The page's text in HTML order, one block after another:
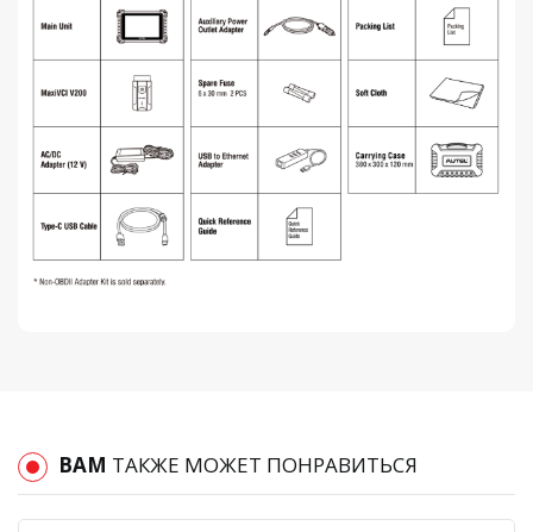
ВАМ ТАКЖЕ МОЖЕТ ПОНРАВИТЬСЯ